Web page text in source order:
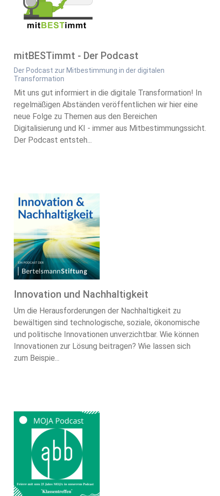
mitBESTimmt - Der Podcast
Der Podcast zur Mitbestimmung in der digitalen
Transformation
Mit uns gut informiert in die digitale Transformation! In
regelmäßigen Abständen veröffentlichen wir hier eine
neue Folge zu Themen aus den Bereichen
Digitalisierung und KI - immer aus Mitbestimmungssicht.
Der Podcast entsteh...
Innovation und Nachhaltigkeit
Um die Herausforderungen der Nachhaltigkeit zu
bewältigen sind technologische, soziale, ökonomische
und politische Innovationen unverzichtbar. Wie können
Innovationen zur Lösung beitragen? Wie lassen sich
zum Beispie...